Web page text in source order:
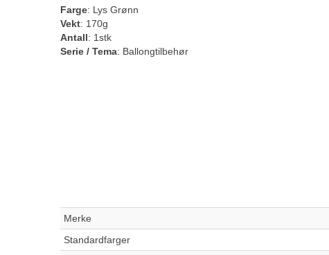
Farge: Lys Grønn
Vekt: 170g
Antall: 1stk
Serie / Tema: Ballongtilbehør
Merke
Standardfarger